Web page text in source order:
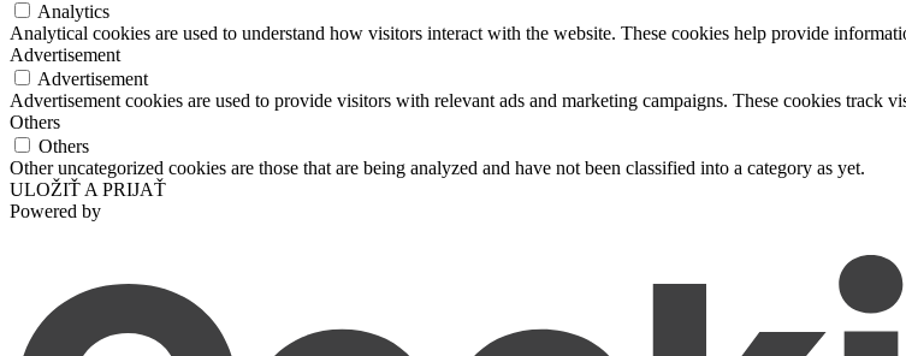
Analytics
Analytical cookies are used to understand how visitors interact with the website. These cookies help provide
Advertisement
Advertisement
Advertisement cookies are used to provide visitors with relevant ads and marketing campaigns. These cookies track
Others
Others
Other uncategorized cookies are those that are being analyzed and have not been classified into a category as yet.
ULOŽIŤ A PRIJAŤ
Powered by